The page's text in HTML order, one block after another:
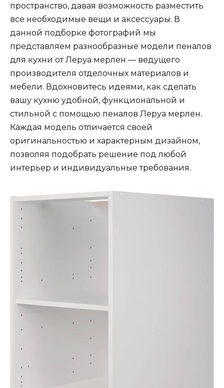
пространство, давая возможность разместить
все необходимые вещи и аксессуары. В
данной подборке фотографий мы
представляем разнообразные модели пеналов
для кухни от Леруа мерлен — ведущего
производителя отделочных материалов и
мебели. Вдохновитесь идеями, как сделать
вашу кухню удобной, функциональной и
стильной с помощью пеналов Леруа мерлен.
Каждая модель отличается своей
оригинальностью и характерным дизайном,
позволяя подобрать решение под любой
интерьер и индивидуальные требования.